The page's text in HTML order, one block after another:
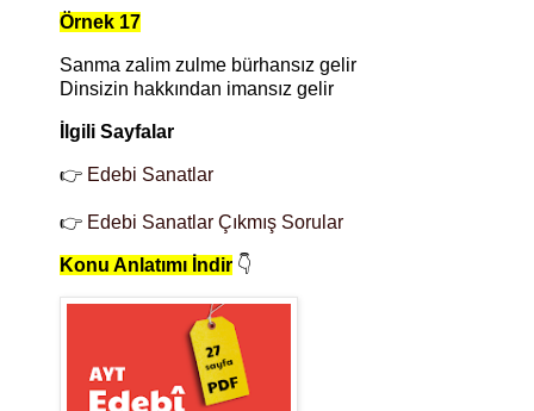
Örnek 17
Sanma zalim zulme bürhansız gelir
Dinsizin hakkından imansız gelir
İlgili Sayfalar
👉 Edebi Sanatlar
👉 Edebi Sanatlar Çıkmış Sorular
Konu Anlatımı İndir 👇